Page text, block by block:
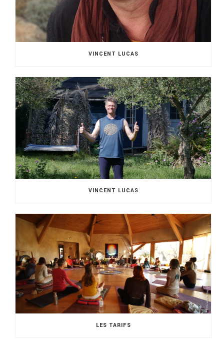
VINCENT LUCAS
VINCENT LUCAS
LES TARIFS